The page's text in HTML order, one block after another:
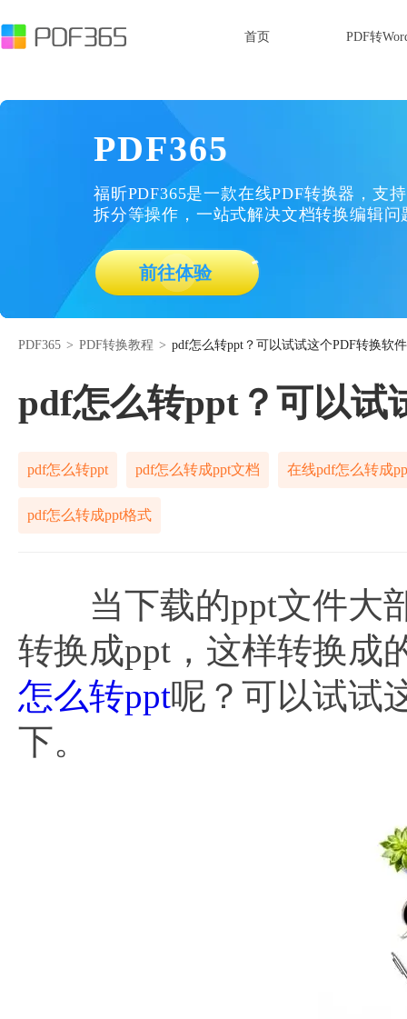
首页 PDF转
PDF365
福昕PDF365是一款在线PDF转换器，支
拆分等操作，一站式解决文档转换编辑问
前往体验
PDF365 > PDF转换教程 > pdf怎么转ppt？可以试试这个PDF转换软
pdf怎么转ppt？可以试
pdf怎么转ppt pdf怎么转成ppt文档 在线pdf怎么转成
pdf怎么转成ppt格式
当下载的ppt文件大部
转换成ppt，这样转换成
怎么转ppt呢？可以试试
下。